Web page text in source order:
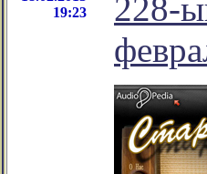
19:23
228-